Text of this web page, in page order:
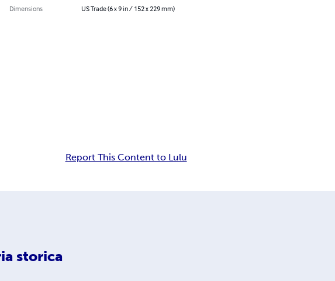
Dimensions
US Trade (6 x 9 in / 152 x 229 mm)
Report This Content to Lulu
storica